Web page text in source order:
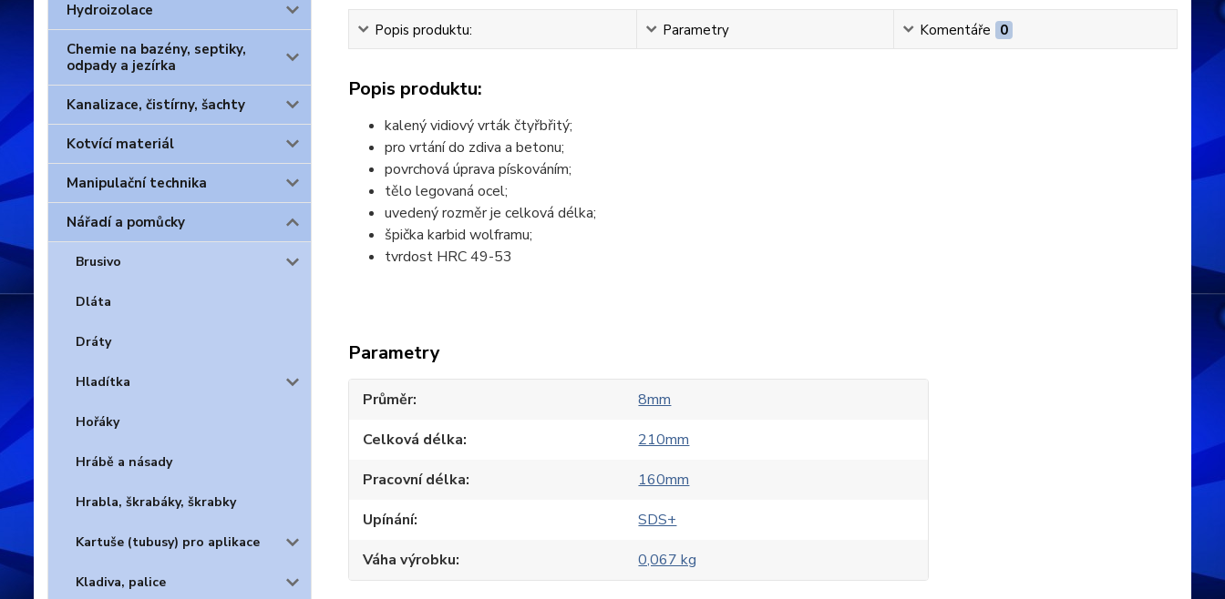
Hydroizolace
Chemie na bazény, septiky,
odpady a jezírka
Kanalizace, čistírny, šachty
Kotvící materiál
Manipulační technika
Nářadí a pomůcky
Brusivo
Dláta
Dráty
Hladítka
Hořáky
Hrábě a násady
Hrabla, škrabáky, škrabky
Kartuše (tubusy) pro aplikace
Kladiva, palice
Popis produktu: Parametry Komentáře 0
Popis produktu:
kalený vidiový vrták čtyřbřitý;
pro vrtání do zdiva a betonu;
povrchová úprava pískováním;
tělo legovaná ocel;
uvedený rozměr je celková délka;
špička karbid wolframu;
tvrdost HRC 49-53
Parametry
Průměr
8mm
Celková délka
210mm
Pracovní délka
160mm
Upínání
SDS+
Váha výrobku
0,067 kg